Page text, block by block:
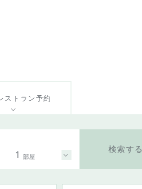
ストラン予約
1 部屋
検索する